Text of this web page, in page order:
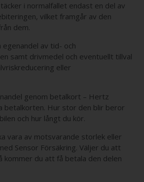
i normalfallet endast en del av
vilket framgår av den
dem.
egenandel av tid- och
samt drivmedel och eventuellt tillval
eller
genom betalkort – Hertz
betalkorten. Hur stor den blir beror
och hur långt du kör.
vara av motsvarande storlek eller
Sensor Försäkring. Väljer du att
kommer du att få betala den delen